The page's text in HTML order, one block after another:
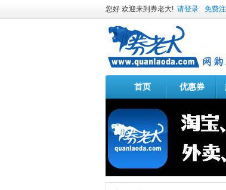
您好 欢迎来到券老大! 请登录 免费
首页 优惠券